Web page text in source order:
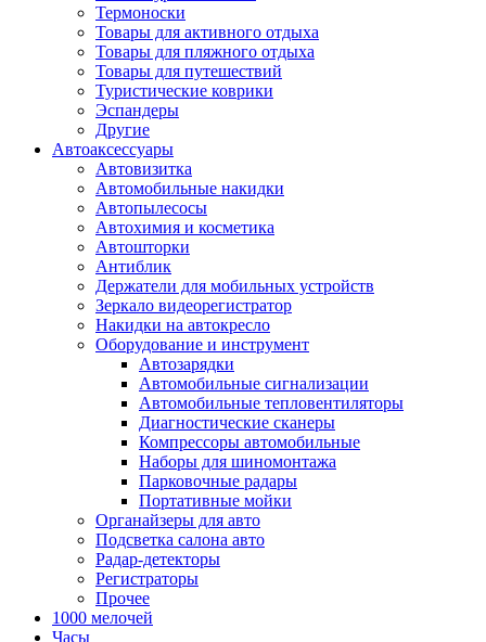
Термоноски
Товары для активного отдыха
Товары для пляжного отдыха
Товары для путешествий
Туристические коврики
Эспандеры
Другие
Автоаксессуары
Автовизитка
Автомобильные накидки
Автопылесосы
Автохимия и косметика
Автошторки
Антиблик
Держатели для мобильных устройств
Зеркало видеорегистратор
Накидки на автокресло
Оборудование и инструмент
Автозарядки
Автомобильные сигнализации
Автомобильные тепловентиляторы
Диагностические сканеры
Компрессоры автомобильные
Наборы для шиномонтажа
Парковочные радары
Портативные мойки
Органайзеры для авто
Подсветка салона авто
Радар-детекторы
Регистраторы
Прочее
1000 мелочей
Часы